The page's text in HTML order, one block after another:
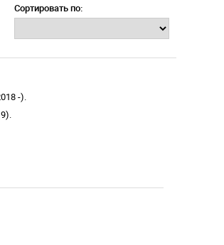
Сортировать по:
-).
).